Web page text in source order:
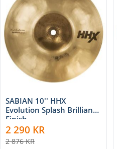
SABIAN 10'' HHX
Evolution Splash Brilliant
Finish
2 290 KR
2 876KR